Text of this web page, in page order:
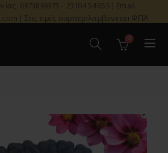
6973899373 - 2310454655 | Email:
| Στις τιμές συμπεριλαμβάνεται ΦΠΑ
0